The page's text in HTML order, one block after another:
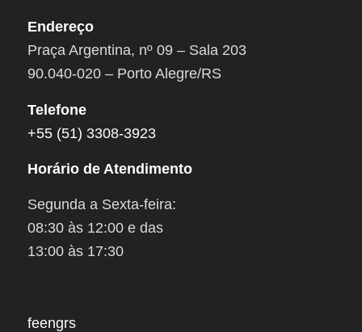
Endereço
Praça Argentina, nº 09 – Sala 203
90.040-020 – Porto Alegre/RS
Telefone
+55 (51) 3308-3923
Horário de Atendimento
Segunda a Sexta-feira:
08:30 às 12:00 e das
13:00 às 17:30
feengrs